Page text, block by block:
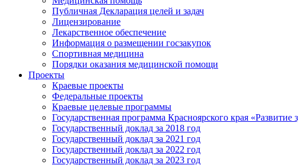
Публичная Декларация целей и задач
Лицензирование
Лекарственное обеспечение
Информация о размещении госзакупок
Спортивная медицина
Порядки оказания медицинской помощи
Проекты
Краевые проекты
Федеральные проекты
Краевые целевые программы
Государственная программа Красноярского края «Развитие
Государственный доклад за 2018 год
Государственный доклад за 2021 год
Государственный доклад за 2022 год
Государственный доклад за 2023 год